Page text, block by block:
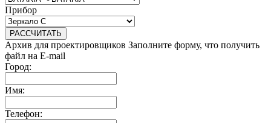
Прибор
РАССЧИТАТЬ
Архив для проектировщиков Заполните форму, что получить
файл на E-mail
Город:
Имя:
Телефон: